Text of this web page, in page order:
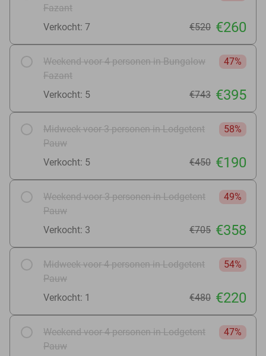
Fazant
Verkocht: 7 €520 €260
Weekend voor 4 personen in Bungalow
Fazant
47%
Verkocht: 5 €743 €395
Midweek voor 3 personen in Lodgetent
Pauw
58%
Verkocht: 5 €450 €190
Weekend voor 3 personen in Lodgetent
Pauw
49%
Verkocht: 3 €705 €358
Midweek voor 4 personen in Lodgetent
Pauw
54%
Verkocht: 1 €480 €220
Weekend voor 4 personen in Lodgetent
Pauw
47%